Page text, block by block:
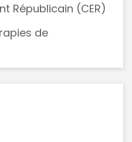
Républicain (CER)
de